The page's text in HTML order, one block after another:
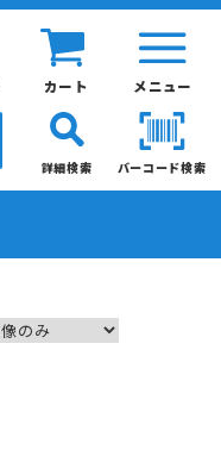
メニュー
カート
バーコード検索
詳細検索